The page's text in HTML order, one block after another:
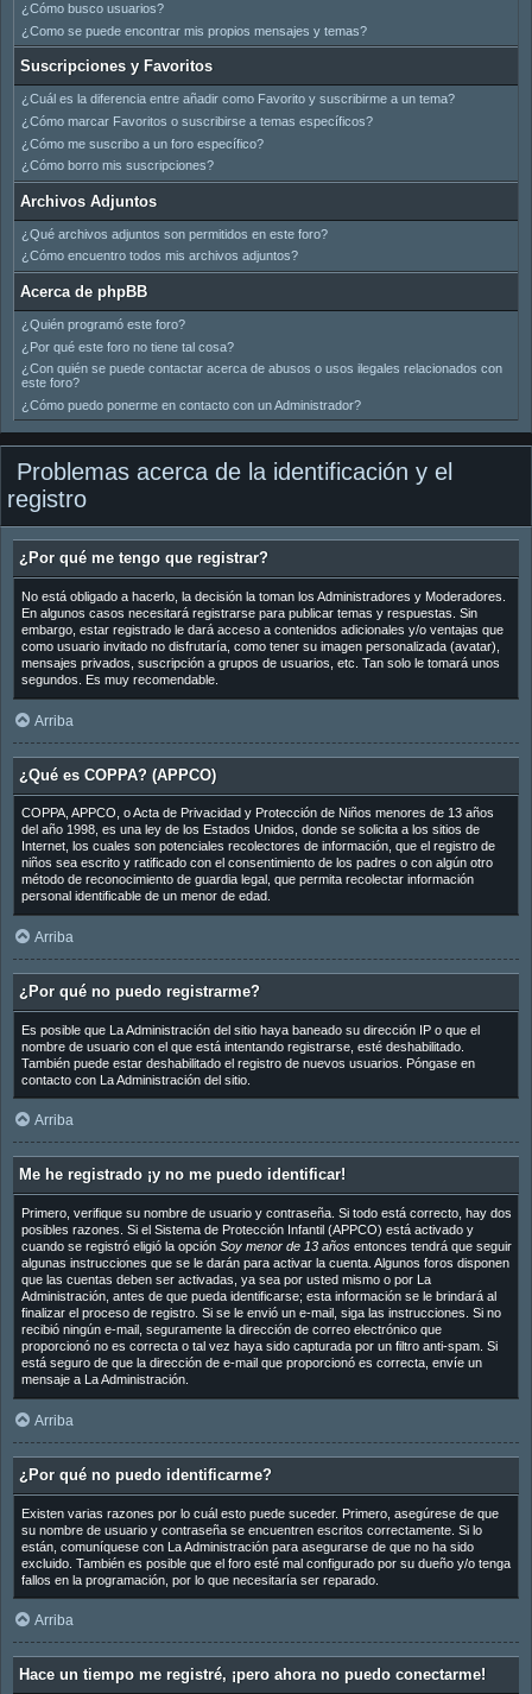
¿Cómo busco usuarios?
¿Como se puede encontrar mis propios mensajes y temas?
Suscripciones y Favoritos
¿Cuál es la diferencia entre añadir como Favorito y suscribirme a un tema?
¿Cómo marcar Favoritos o suscribirse a temas específicos?
¿Cómo me suscribo a un foro específico?
¿Cómo borro mis suscripciones?
Archivos Adjuntos
¿Qué archivos adjuntos son permitidos en este foro?
¿Cómo encuentro todos mis archivos adjuntos?
Acerca de phpBB
¿Quién programó este foro?
¿Por qué este foro no tiene tal cosa?
¿Con quién se puede contactar acerca de abusos o usos ilegales relacionados con
este foro?
¿Cómo puedo ponerme en contacto con un Administrador?
Problemas acerca de la identificación y el
registro
¿Por qué me tengo que registrar?
No está obligado a hacerlo, la decisión la toman los Administradores y Moderadores.
En algunos casos necesitará registrarse para publicar temas y respuestas. Sin
embargo, estar registrado le dará acceso a contenidos adicionales y/o ventajas que
como usuario invitado no disfrutaría, como tener su imagen personalizada (avatar),
mensajes privados, suscripción a grupos de usuarios, etc. Tan solo le tomará unos
segundos. Es muy recomendable.
Arriba
¿Qué es COPPA? (APPCO)
COPPA, APPCO, o Acta de Privacidad y Protección de Niños menores de 13 años
del año 1998, es una ley de los Estados Unidos, donde se solicita a los sitios de
Internet, los cuales son potenciales recolectores de información, que el registro de
niños sea escrito y ratificado con el consentimiento de los padres o con algún otro
método de reconocimiento de guardia legal, que permita recolectar información
personal identificable de un menor de edad.
Arriba
¿Por qué no puedo registrarme?
Es posible que La Administración del sitio haya baneado su dirección IP o que el
nombre de usuario con el que está intentando registrarse, esté deshabilitado.
También puede estar deshabilitado el registro de nuevos usuarios. Póngase en
contacto con La Administración del sitio.
Arriba
Me he registrado ¡y no me puedo identificar!
Primero, verifique su nombre de usuario y contraseña. Si todo está correcto, hay dos
posibles razones. Si el Sistema de Protección Infantil (APPCO) está activado y
cuando se registró eligió la opción Soy menor de 13 añosentonces tendrá que seguir
algunas instrucciones que se le darán para activar la cuenta. Algunos foros disponen
que las cuentas deben ser activadas, ya sea por usted mismo o por La
Administración, antes de que pueda identificarse; esta información se le brindará al
finalizar el proceso de registro. Si se le envió un e-mail, siga las instrucciones. Si no
recibió ningún e-mail, seguramente la dirección de correo electrónico que
proporcionó no es correcta o tal vez haya sido capturada por un filtro anti-spam. Si
está seguro de que la dirección de e-mail que proporcionó es correcta, envíe un
mensaje a La Administración.
Arriba
¿Por qué no puedo identificarme?
Existen varias razones por lo cuál esto puede suceder. Primero, asegúrese de que
su nombre de usuario y contraseña se encuentren escritos correctamente. Si lo
están, comuníquese con La Administración para asegurarse de que no ha sido
excluido. También es posible que el foro esté mal configurado por su dueño y/o tenga
fallos en la programación, por lo que necesitaría ser reparado.
Arriba
Hace un tiempo me registré, ¡pero ahora no puedo conectarme!